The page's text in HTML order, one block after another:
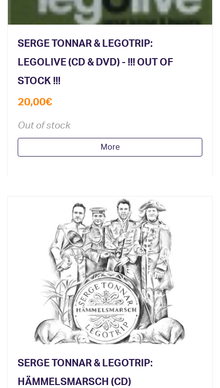
SERGE TONNAR & LEGOTRIP:
LEGOLIVE (CD & DVD) - !!! OUT OF
STOCK !!!
20,00€
Out of stock
More
SERGE TONNAR & LEGOTRIP:
HÄMMELSMARSCH (CD)